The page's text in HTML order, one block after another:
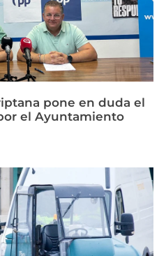
pone en duda el
el Ayuntamiento